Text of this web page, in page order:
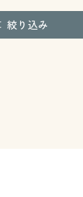
絞り込み